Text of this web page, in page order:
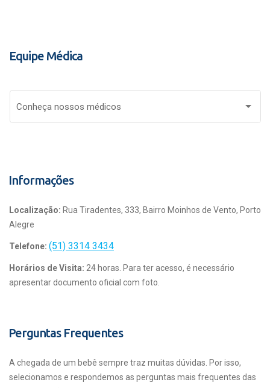
Equipe Médica
Conheça nossos médicos
Informações
Localização: Rua Tiradentes, 333, Bairro Moinhos de Vento, Porto
Alegre
Telefone: (51) 3314 3434
Horários de Visita: 24 horas. Para ter acesso, é necessário
apresentar documento oficial com foto.
Perguntas Frequentes
A chegada de um bebê sempre traz muitas dúvidas. Por isso,
selecionamos e respondemos as perguntas mais frequentes das